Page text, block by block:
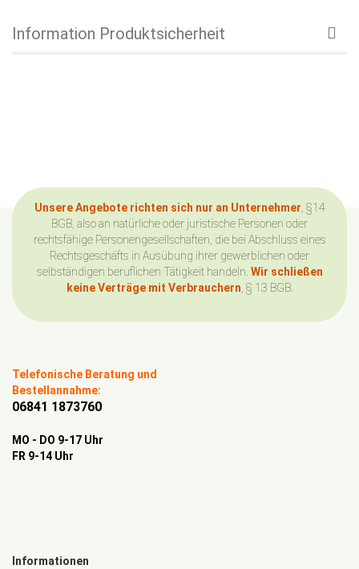
Information Produktsicherheit
Unsere Angebote richten sich nur an Unternehmer , §14
BGB, also an natürliche oder juristische Personen oder
rechtsfähige Personengesellschaften, die bei Abschluss eines
Rechtsgeschäfts in Ausübung ihrer gewerblichen oder
selbständigen beruflichen Tätigkeit handeln. Wir schließen
keine Verträge mit Verbrauchern , § 13 BGB.
Telefonische Beratung und
Bestellannahme:
06841 1873760
MO - DO 9-17 Uhr
FR 9-14 Uhr
Informationen